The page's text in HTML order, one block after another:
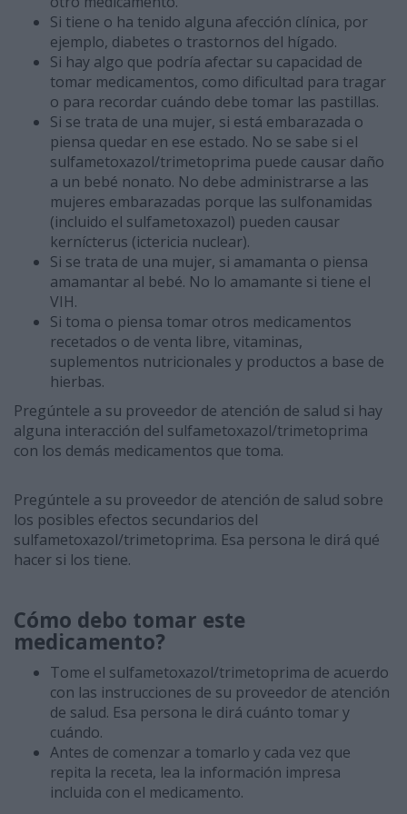
Si tiene o ha tenido alguna afección clínica, por
ejemplo, diabetes o trastornos del hígado.
Si hay algo que podría afectar su capacidad de
tomar medicamentos, como dificultad para tragar
o para recordar cuándo debe tomar las pastillas.
Si se trata de una mujer, si está embarazada o
piensa quedar en ese estado. No se sabe si el
sulfametoxazol/trimetoprima puede causar daño
a un bebé nonato. No debe administrarse a las
mujeres embarazadas porque las sulfonamidas
(incluido el sulfametoxazol) pueden causar
kernícterus (ictericia nuclear).
Si se trata de una mujer, si amamanta o piensa
amamantar al bebé. No lo amamante si tiene el
VIH.
Si toma o piensa tomar otros medicamentos
recetados o de venta libre, vitaminas,
suplementos nutricionales y productos a base de
hierbas.
Pregúntele a su proveedor de atención de salud si hay
alguna interacción del sulfametoxazol/trimetoprima
con los demás medicamentos que toma.
Pregúntele a su proveedor de atención de salud sobre
los posibles efectos secundarios del
sulfametoxazol/trimetoprima. Esa persona le dirá qué
hacer si los tiene.
Cómo debo tomar este
medicamento?
Tome el sulfametoxazol/trimetoprima de acuerdo
con las instrucciones de su proveedor de atención
de salud. Esa persona le dirá cuánto tomar y
cuándo.
Antes de comenzar a tomarlo y cada vez que
repita la receta, lea la información impresa
incluida con el medicamento.